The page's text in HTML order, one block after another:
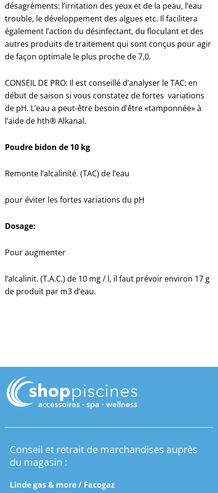
désagréments: l’irritation des yeux et de la peau, l’eau
trouble, le développement des algues etc. Il facilitera
également l’action du désinfectant, du floculant et des
autres produits de traitement qui sont conçus pour agir
de façon optimale le plus proche de 7,0.
CONSEIL DE PRO: Il est conseillé d’analyser le TAC: en
début de saison si vous constatez de fortes variations
de pH. L’eau a peut-être besoin d’être «tamponnée» à
l’aide de hth® Alkanal.
Poudre bidon de 10 kg
Remonte l’alcalinité. (TAC) de l’eau
pour éviter les fortes variations du pH
Dosage:
Pour augmenter
l’alcalinit. (T.A.C.) de 10 mg / l, il faut prévoir environ 17 g
de produit par m3 d’eau.
Conseil et retrait de marchandises auprès
du magasin :
Linde gas & more / Facogaz